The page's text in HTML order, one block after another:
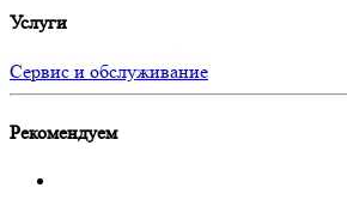
Услуги
Сервис и обслуживание
Рекомендуем